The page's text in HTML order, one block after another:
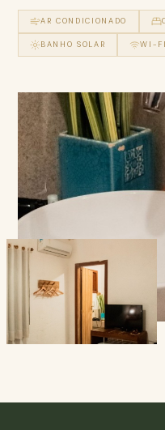
AR CONDICIONADO
BANHO SOLAR WI-FI